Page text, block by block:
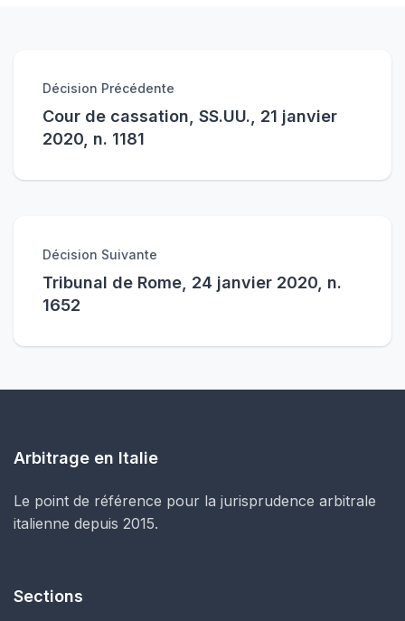
Décision Précédente
Cour de cassation, SS.UU., 21 janvier
2020, n. 1181
Décision Suivante
Tribunal de Rome, 24 janvier 2020, n.
1652
Arbitrage en Italie
Le point de référence pour la jurisprudence arbitrale
italienne depuis 2015.
Sections